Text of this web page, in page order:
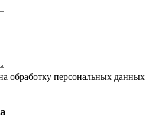
обработку персональных данных